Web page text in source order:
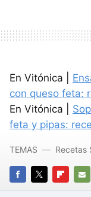
En Vitónica |
con queso feta:
En Vitónica |
feta y pipas:
FACEBOOK
TWITTER
E-
TEMAS Recetas